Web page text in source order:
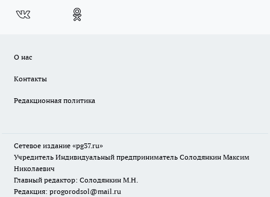
О нас
Контакты
Редакционная политика
Сетевое издание «pg37.ru»
Учредитель Индивидуальный предприниматель Солодянкин Максим
Николаевич
Главный редактор: Солодянкин М.Н.
Редакция: progorodsol@mail.ru